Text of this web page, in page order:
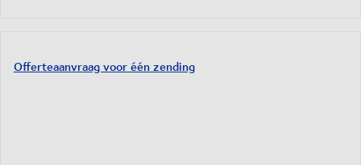
Offerteaanvraag voor één zending